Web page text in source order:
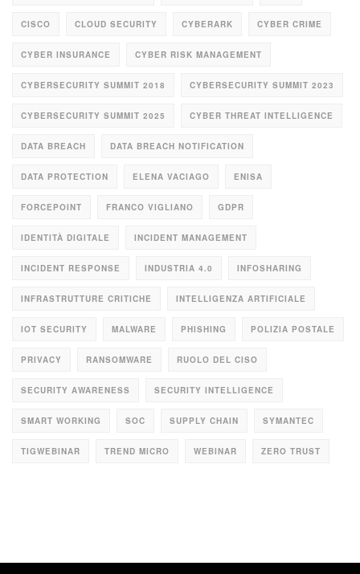
CISCO CLOUD SECURITY CYBERARK CYBER CRIME
CYBER INSURANCE CYBER RISK MANAGEMENT
CYBERSECURITY SUMMIT 2018 CYBERSECURITY SUMMIT 2023
CYBERSECURITY SUMMIT 2025 CYBER THREAT INTELLIGENCE
DATA BREACH DATA BREACH NOTIFICATION
DATA PROTECTION ELENA VACIAGO ENISA
FORCEPOINT FRANCO VIGLIANO GDPR
IDENTITÀ DIGITALE INCIDENT MANAGEMENT
INCIDENT RESPONSE INDUSTRIA 4.0 INFOSHARING
INFRASTRUTTURE CRITICHE INTELLIGENZA ARTIFICIALE
IOT SECURITY MALWARE PHISHING POLIZIA POSTALE
PRIVACY RANSOMWARE RUOLO DEL CISO
SECURITY AWARENESS SECURITY INTELLIGENCE
SMART WORKING SOC SUPPLY CHAIN SYMANTEC
TIGWEBINAR TREND MICRO WEBINAR ZERO TRUST